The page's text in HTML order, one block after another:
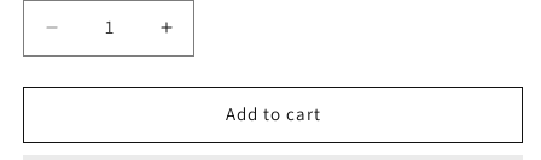
quantity
quantity
Add to cart